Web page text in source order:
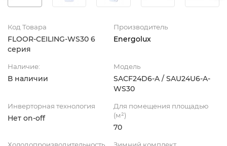
Код Товара
FLOOR-CEILING-WS30 6
серия
Производитель
Energolux
Наличие:
В наличии
Модель
SAСF24D6-A / SAU24U6-A-
WS30
Инверторная технология
Нет on-off
Для помещения площадью
(м²)
70